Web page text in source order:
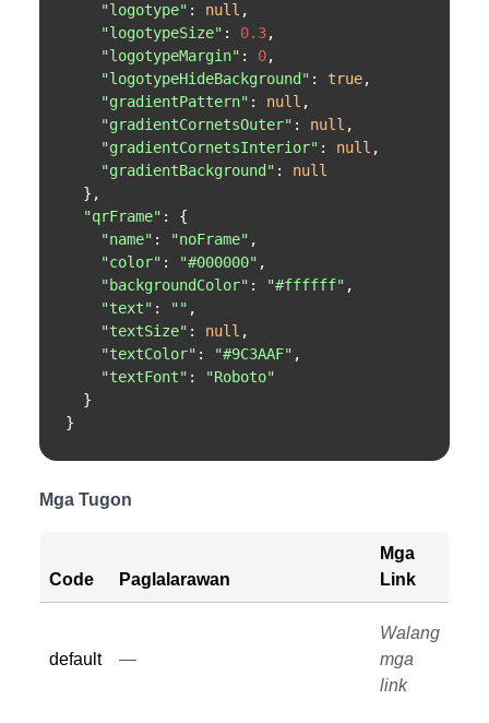
"logotype" : null ,
"logotypeSize" : 0.3,
"logotypeMargin" : 0,
"logotypeHideBackground" : true,
"gradientPattern" : null ,
"gradientCornetsOuter" : null ,
"gradientCornetsInterior" : null ,
"gradientBackground" : null
  },
"qrFrame" : {
"name" : "noFrame" ,
"color" : "#000000" ,
"backgroundColor" : "#ffffff" ,
"text" : "" ,
"textSize" : null ,
"textColor" : "#9C3AAF" ,
"textFont" :
"Roboto"
  }
}
Mga Tugon
Code Paglalarawan
Mga
Link
default —
Walang
mga
link